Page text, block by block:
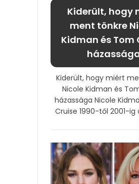
Kiderült, hogy
ment tönkre
Kidman és Tom
Kiderült, hogy miért
Nicole Kidman és
házassága Nicole
Cruise 1990-től 2001-ig